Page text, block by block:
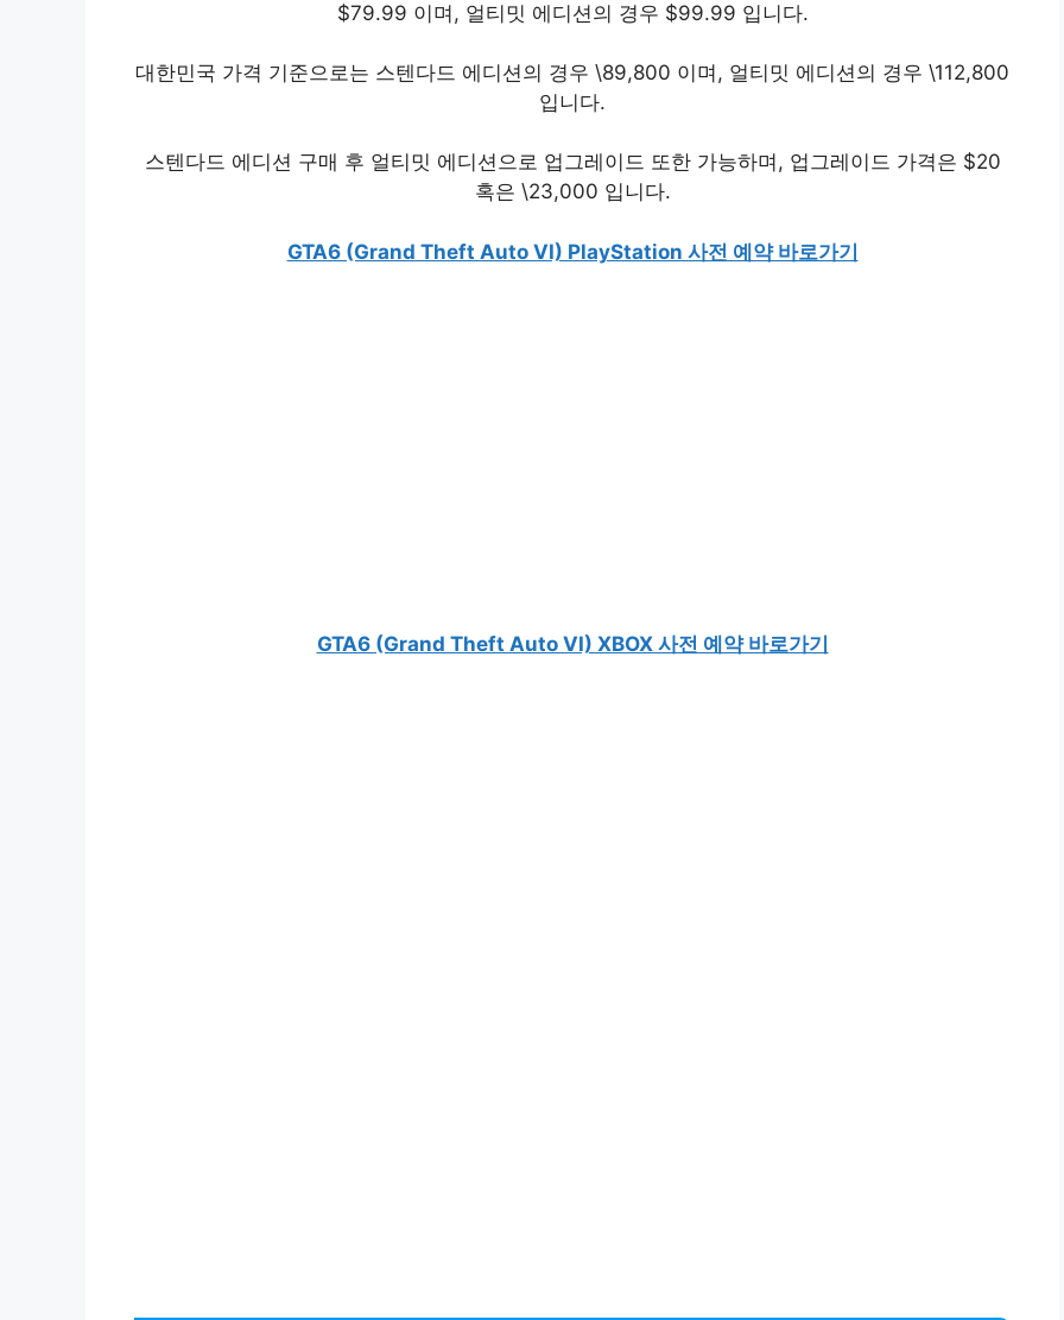
$79.99 이며, 얼티밋 에디션의 경우 $99.99 입니다.
대한민국 가격 기준으로는 스텐다드 에디션의 경우 \89,800 이며, 얼티밋 에디션의 경우 \112,800
입니다.
스텐다드 에디션 구매 후 얼티밋 에디션으로 업그레이드 또한 가능하며, 업그레이드 가격은 $20
혹은 \23,000 입니다.
GTA6 (Grand Theft Auto VI) PlayStation 사전 예약 바로가기
GTA6 (Grand Theft Auto VI) XBOX 사전 예약 바로가기